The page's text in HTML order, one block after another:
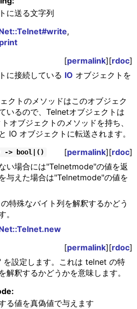
に送る文字列
,
[permalink][rdoc]
に接続している IO オブジェクトを
クトのメソッドはこのオブジェク
いるので、Telnetオブジェクトは
オブジェクトのメソッドを持ち、
IO オブジェクトに転送されます。
-> bool|() [permalink][rdoc]
い場合には"Telnetmode"の値を返
与えた場合は"Telnetmode"の値を
特殊なバイト列を解釈するかどう
。
[permalink][rdoc]
設定します。これは telnet の特
解釈するかどうかを意味します。
る値を真偽値で与えます